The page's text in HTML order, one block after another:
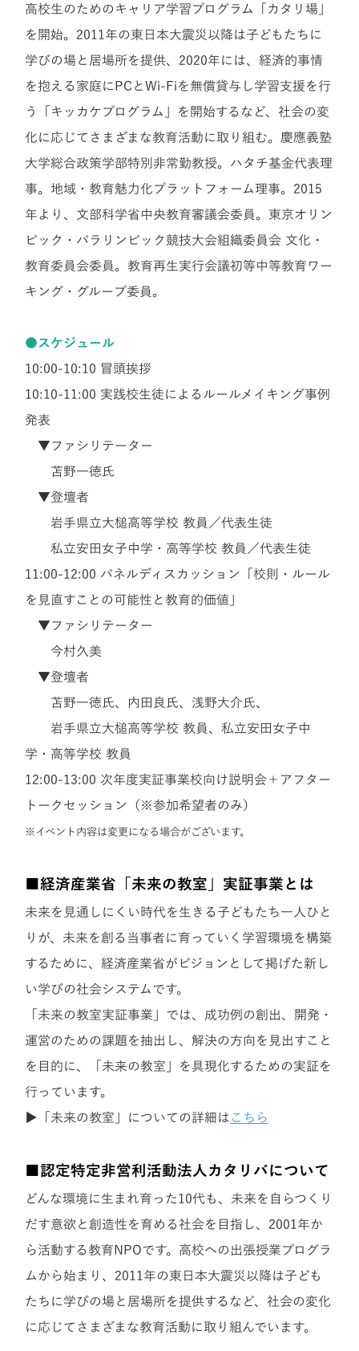
高校生のためのキャリア学習プログラム「カタリ場」
を開始。2011年の東日本大震災以降は子どもたちに
学びの場と居場所を提供、2020年には、経済的事情
を抱える家庭にPCとWi-Fiを無償貸与し学習支援を行
う「キッカケプログラム」を開始するなど、社会の変
化に応じてさまざまな教育活動に取り組む。 慶應義塾
大学総合政策学部特別非常勤教授。ハタチ基金代表理
事。地域・教育魅力化プラットフォーム理事。 2015
年より、文部科学省中央教育審議会委員。東京オリン
ピック・パラリンピック競技大会組織委員会 文化・
教育委員会委員。 教育再生実行会議初等中等教育ワー
キング・グループ委員。
●スケジュール
10:00-10:10 冒頭挨拶
10:10-11:00 実践校生徒によるルールメイキング事例
発表
▼ファシリテーター
苫野一徳氏
▼登壇者
岩手県立大槌高等学校 教員／代表生徒
私立安田女子中学・高等学校 教員／代表生徒
11:00-12:00 パネルディスカッション「校則・ルール
を見直すことの可能性と教育的価値」
▼ファシリテーター
今村久美
▼登壇者
苫野一徳氏、内田良氏、浅野大介氏、
岩手県立大槌高等学校 教員、私立安田女子中
学・高等学校 教員
12:00-13:00 次年度実証事業校向け説明会＋アフター
トークセッション
（※参加希望者のみ）
※イベント内容は変更になる場合がございます。
■経済産業省「未来の教室」実証事業とは
未来を見通しにくい時代を生きる子どもたち一人ひと
りが、未来を創る当事者に育っていく学習環境を構築
するために、経済産業省がビジョンとして掲げた新し
い学びの社会システムです。
「未来の教室実証事業」では、成功例の創出、開発・
運営のための課題を抽出し、解決の方向を見出すこと
を目的に、「未来の教室」を具現化するための実証を
行っています。
▶「未来の教室」についての詳細は こちら
■認定特定非営利活動法人カタリバについて
どんな環境に生まれ育った10代も、未来を自らつくり
だす意欲と創造性を育める社会を目指し、2001年か
ら活動する教育NPOです。高校への出張授業プログラ
ムから始まり、2011年の東日本大震災以降は子ども
たちに学びの場と居場所を提供するなど、社会の変化
に応じてさまざまな教育活動に取り組んでいます。